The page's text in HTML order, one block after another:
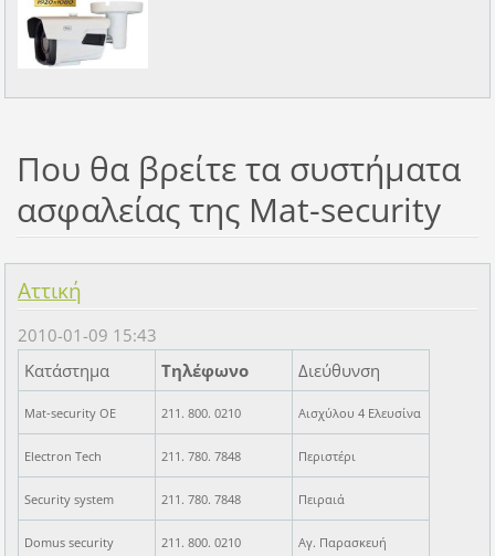
Που θα βρείτε τα συστήματα
ασφαλείας της Mat-security
Αττική
2010-01-09 15:43
Κατάστημα
Τηλέφωνο Διεύθυνση
Mat-security OE 211. 800. 0210 Αισχύλου 4 Ελευσίνα
Electron Tech 211. 780. 7848 Περιστέρι
Security system 211. 780. 7848 Πειραιά
Domus security 211. 800. 0210 Αγ. Παρασκευή